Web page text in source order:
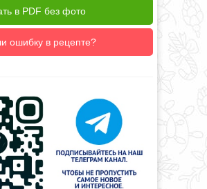
в PDF без фото
ошибку в рецепте?